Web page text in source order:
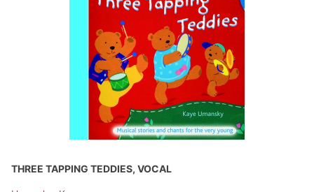
THREE TAPPING TEDDIES, VOCAL